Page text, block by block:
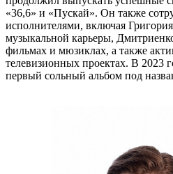
«36,6» и «Пускай». Он также
исполнителями, включая
музыкальной карьеры,
фильмах и мюзиклах, а также
телевизионных проектах. В 2023
первый сольный альбом под